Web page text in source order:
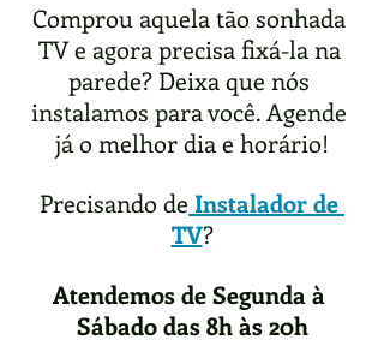
Comprou aquela tão sonhada
TV e agora precisa fixá-la na
parede? Deixa que nós
instalamos para você. Agende
já o melhor dia e horário!
Precisando de Instalador de
TV?
Atendemos de Segunda à
Sábado das 8h às 20h